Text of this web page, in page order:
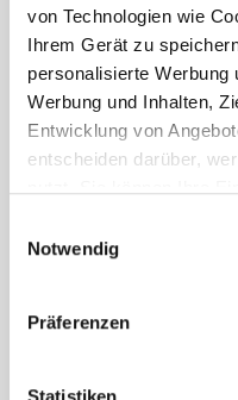
von Technologien wie
Ihrem Gerät zu
personalisierte Werbung
Werbung und Inhalten,
Entwicklung von
entscheiden darüber,
Trigger Symbol ändern
Informationen
können
Notwendig
Präferenzen
Statistiken